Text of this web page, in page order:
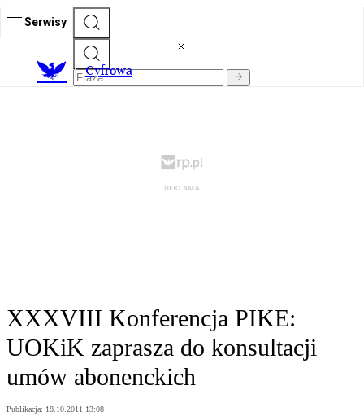
Serwisy
Cyfrowa
XXXVIII Konferencja PIKE:
UOKiK zaprasza do konsultacji
umów abonenckich
Publikacja: 18.10.2011 13:08